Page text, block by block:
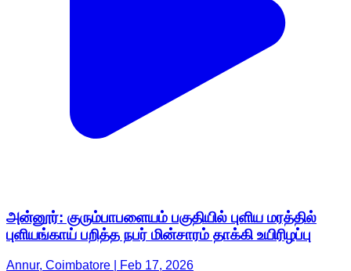
அன்னூர்: குரும்பாபளையம் பகுதியில் புளிய மரத்தில்
புளியங்காய் பறித்த நபர் மின்சாரம் தாக்கி உயிரிழப்பு
Annur, Coimbatore | Feb 17, 2026